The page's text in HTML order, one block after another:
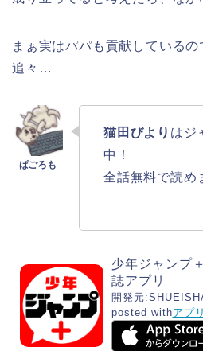
まぁ実はパパも貢献している
追々…
猫田びより はジ
中！
全話無料で読め
少年ジャンプ
誌アプリ
開発元:
posted withアプ